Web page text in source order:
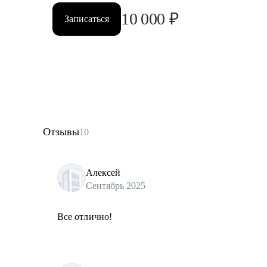
Записаться 10 000 ₽
Отзывы10
Алексей
Сентябрь 2025
Все отлично!